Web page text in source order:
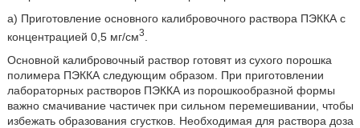
а) Приготовление основного калибровочного раствора ПЭККА с
концентрацией 0,5 мг/см3
Основной калибровочный раствор готовят из сухого порошка
полимера ПЭККА следующим образом. При приготовлении
лабораторных растворов ПЭККА из порошкообразной формы
важно смачивание частичек при сильном перемешивании, чтобы
избежать образования сгустков. Необходимая для раствора доза